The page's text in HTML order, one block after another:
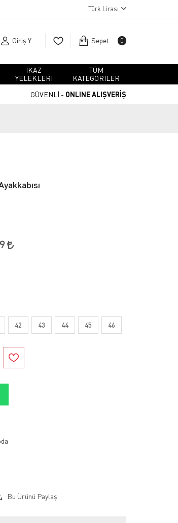
Türk Lirası
Giriş Yap Sepetim 0
İKAZ
YELEKLERİ
TÜM
KATEGORİLER
GÜVENLİ - ONLINE ALIŞVERİŞ
42 43 44 45 46
Bu Ürünü Paylaş